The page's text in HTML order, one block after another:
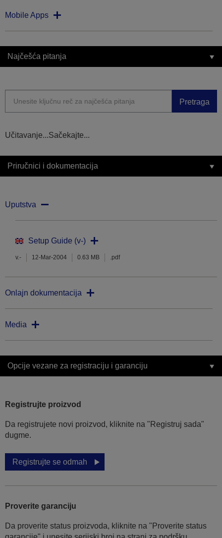
Mobile Apps
Najčešća pitanja
Pretraga
Učitavanje...Sačekajte...
Priručnici i dokumentacija
Uputstva
Setup Guide (v-)
v.- 12-Mar-2004 0.63 MB .pdf
Onlajn dokumentacija
Media
Opcije vezane za registraciju i garanciju
Registrujte proizvod
Da registrujete novi proizvod, kliknite na "Registruj sada"
dugme.
Registrujte se odmah
Proverite garanciju
Da proverite status proizvoda, kliknite na "Proverite status